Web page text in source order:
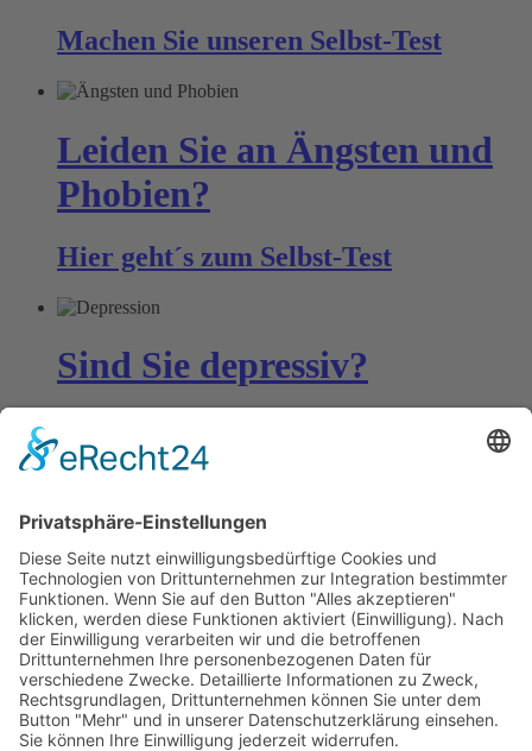
Machen Sie unseren Selbst-Test
Leiden Sie an Ängsten und
Phobien?
Hier geht´s zum Selbst-Test
Sind Sie depressiv?
Prüfen Sie Ihren Stimmungszustand
mit unserem
Bestimmen Zwänge Ihr
Leben?
Mit unseremSelbst-Testfinden Sie es
heraus!